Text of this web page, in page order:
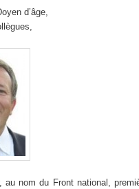
d’âge,
au nom du Front national,